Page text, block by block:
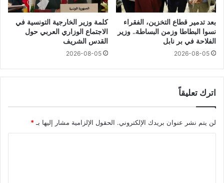
بعد تدمير قطاع التخزين، الفقراء
نسوا البطاطا وزمن البساطة.. وزير
الفلاحة في بر نابل
2026-08-05
كلمة وزير الخارجية التونسية في
الاجتماع الوزاري العربي حول
القدس الشريف
2026-08-05
اترك تعليقاً
لن يتم نشر عنوان بريدك الإلكتروني. الحقول الإلزامية مشار إليها بـ*